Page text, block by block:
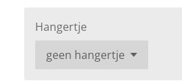
Hangertje